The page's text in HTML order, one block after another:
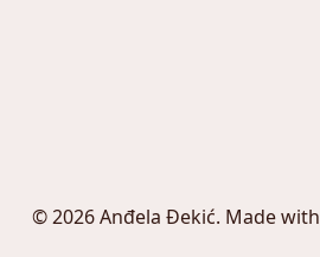
© 2026 Anđela Đekić. Made with